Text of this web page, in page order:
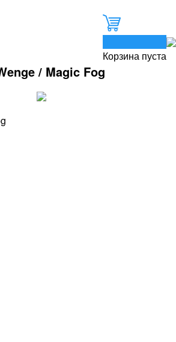
Корзина пуста
/ Magic Fog